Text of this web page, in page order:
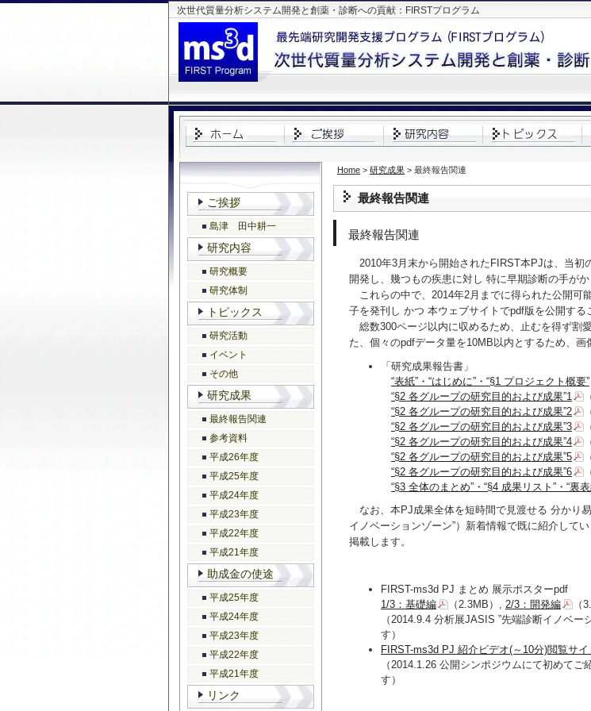
次世代質量分析システム開発と創薬・診断への貢献：FIRSTプログラム
Home > 研究成果 > 最終報告関連
最終報告関連
最終報告関連
2010年3月末から開始されたFIRST本PJは、当初
開発し、幾つもの疾患に対し 特に早期診断の手がか
これらの中で、2014年2月までに得られた公開可
子を発刊し かつ 本ウェブサイトでpdf版を公開する
総数300ページ以内に収めるため、止むを得ず割
た、個々のpdfデータ量を10MB以内とするため、画
「研究成果報告書」
“表紙”・“はじめに”・“§1 プロジェクト概要”
“§2 各グループの研究目的および成果”1
“§2 各グループの研究目的および成果”2
“§2 各グループの研究目的および成果”3
“§2 各グループの研究目的および成果”4
“§2 各グループの研究目的および成果”5
“§2 各グループの研究目的および成果”6
“§3 全体のまとめ”・“§4 成果リスト”・“裏表
なお、本PJ成果全体を短時間で見渡せる 分かり
イノベーションゾーン”）新着情報で既に紹介して
掲載します。
FIRST-ms3d PJ まとめ 展示ポスターpdf
1/3：基礎編
（2.3MB）, 2/3：開発編 （
（2014.9.4 分析展JASIS ”先端診断イノベ
す）
FIRST-ms3d PJ 紹介ビデオ(～10分)閲覧サイ
（2014.1.26 公開シンポジウムにて初めて
す）
ご挨拶
島津 田中耕一
研究内容
研究概要
研究体制
トピックス
研究活動
イベント
その他
研究成果
最終報告関連
参考資料
平成26年度
平成25年度
平成24年度
平成23年度
平成22年度
平成21年度
助成金の使途
平成25年度
平成24年度
平成23年度
平成22年度
平成21年度
リンク